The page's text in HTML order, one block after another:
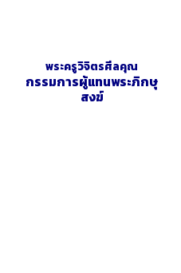
พระครูวิจิตรศีลคุณ
กรรมการผู้แทนพระภิกษุ
สงฆ์